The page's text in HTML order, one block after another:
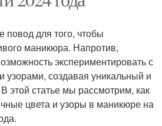
повод для того, чтобы
маникюра. Напротив,
экспериментировать с
узорами, создавая уникальный и
статье мы рассмотрим, как
цвета и узоры в маникюре на